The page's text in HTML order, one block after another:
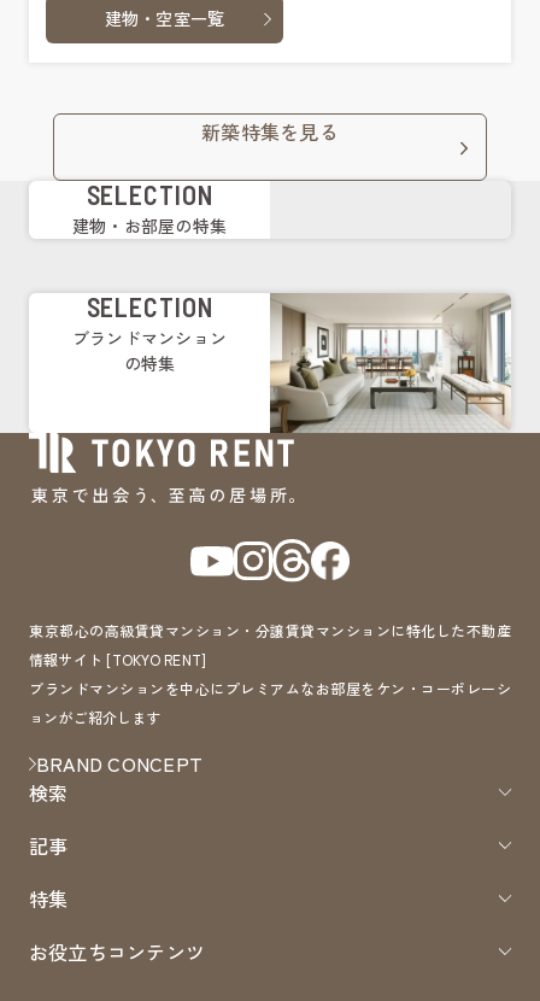
建物・空室一覧
新築特集を見る
SELECTION
建物・お部屋の特集
SELECTION
ブランドマンション
の特集
東京都心の高級賃貸マンション・分譲賃貸マンションに特化した不動産
情報サイト [TOKYO RENT]
ブランドマンションを中心にプレミアムなお部屋をケン・コーポレーシ
ョンがご紹介します
BRAND CONCEPT
検索
記事
特集
お役立ちコンテンツ